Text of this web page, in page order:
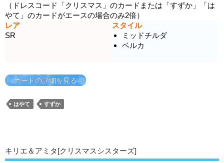
（ドレスコード「クリスマス」のカードまたは「すずか」「は
やて」のカードがエースの場合のみ2倍）
レア
スタイル
SR
ミッドチルダ
ベルカ
カードの詳細を見る
はやて すずか
キリエ＆アミタ[クリスマスシスターズ]